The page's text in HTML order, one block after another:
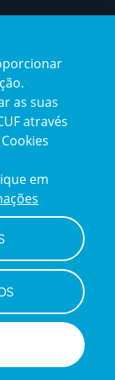
legais
as suas
através
em